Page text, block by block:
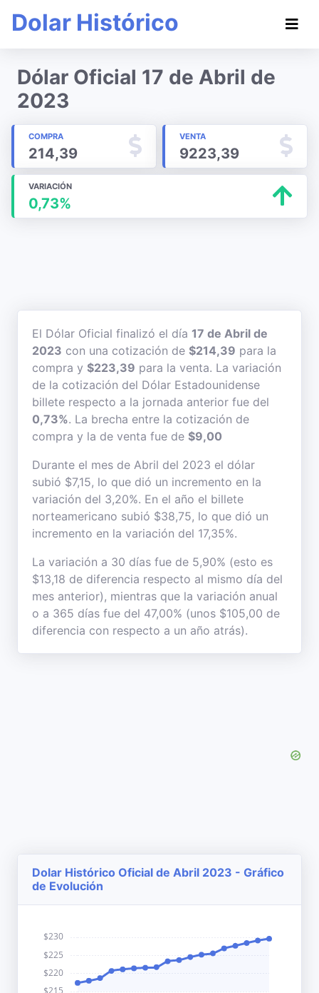
Dolar Histórico
Dólar Oficial 17 de Abril de
2023
COMPRA
214,39
VENTA
9223,39
VARIACIÓN
0,73%
El Dólar Oficial finalizó el día 17 de Abril de
2023 con una cotización de $214,39 para la
compra y $223,39 para la venta. La variación
de la cotización del Dólar Estadounidense
billete respecto a la jornada anterior fue del
0,73%. La brecha entre la cotización de
compra y la de venta fue de $9,00
Durante el mes de Abril del 2023 el dólar
subió $7,15, lo que dió un incremento en la
variación del 3,20%. En el año el billete
norteamericano subió $38,75, lo que dió un
incremento en la variación del 17,35%.
La variación a 30 días fue de 5,90% (esto es
$13,18 de diferencia respecto al mismo día del
mes anterior), mientras que la variación anual
o a 365 días fue del 47,00% (unos $105,00 de
diferencia con respecto a un año atrás).
Dolar Histórico Oficial de Abril 2023 - Gráfico
de Evolución